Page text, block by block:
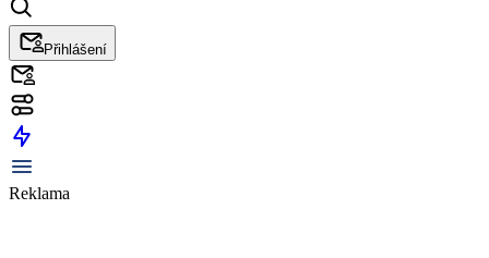
Přihlášení
Reklama